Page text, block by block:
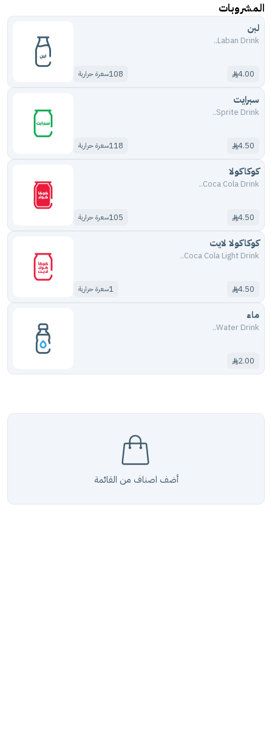
المشروبات
لبن
Laban Drink..
4.00
108سعرة حرارية
سبرايت
Sprite Drink..
4.50
118سعرة حرارية
كوكاكولا
Coca Cola Drink..
4.50
105سعرة حرارية
كوكاكولا لايت
Coca Cola Light Drink..
4.50
1سعرة حرارية
ماء
Water Drink..
2.00
أضف اصناف من القائمة